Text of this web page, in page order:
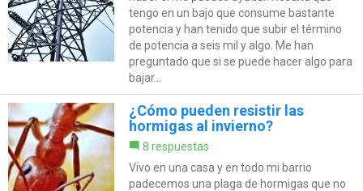
tengo en un bajo que consume bastante
potencia y han tenido que subir el término
de potencia a seis mil y algo. Me han
preguntado que si se puede hacer algo para
bajar...
¿Cómo pueden resistir las
hormigas al invierno?
8 respuestas
Vivo en una casa y en todo mi barrio
padecemos una plaga de hormigas que no